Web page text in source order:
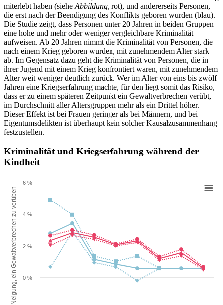
miterlebt haben (siehe Abbildung, rot), und andererseits Personen,
die erst nach der Beendigung des Konflikts geboren wurden (blau).
Die Studie zeigt, dass Personen unter 20 Jahren in beiden Gruppen
eine hohe und mehr oder weniger vergleichbare Kriminalität
aufweisen. Ab 20 Jahren nimmt die Kriminalität von Personen, die
nach einem Krieg geboren wurden, mit zunehmendem Alter stark
ab. Im Gegensatz dazu geht die Kriminalität von Personen, die in
ihrer Jugend mit einem Krieg konfrontiert waren, mit zunehmendem
Alter weit weniger deutlich zurück. Wer im Alter von eins bis zwölf
Jahren eine Kriegserfahrung machte, für den liegt somit das Risiko,
dass er zu einem späteren Zeitpunkt ein Gewaltverbrechen verübt,
im Durchschnitt aller Altersgruppen mehr als ein Drittel höher.
Dieser Effekt ist bei Frauen geringer als bei Männern, und bei
Eigentumsdelikten ist überhaupt kein solcher Kausalzusammenhang
festzustellen.
Kriminalität und Kriegserfahrung während der
Kindheit
Neigung, ein Gewaltverbrechen zu verüben 0 %
2 %
4 %
6 %